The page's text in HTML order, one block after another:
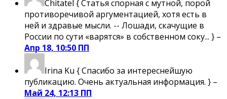
Chitatel { Статья спорная с мутной, порой
противоречивой аргументацией, хотя есть в
ней и здравые мысли. -- Лошади, скачущие в
России по сути «варятся» в собственном соку... } –
Апр 18, 10:50 ПП
Irina Ku { Спасибо за интереснейшую
публикацию. Очень актуальная информация. } –
Май 24, 12:13 ПП